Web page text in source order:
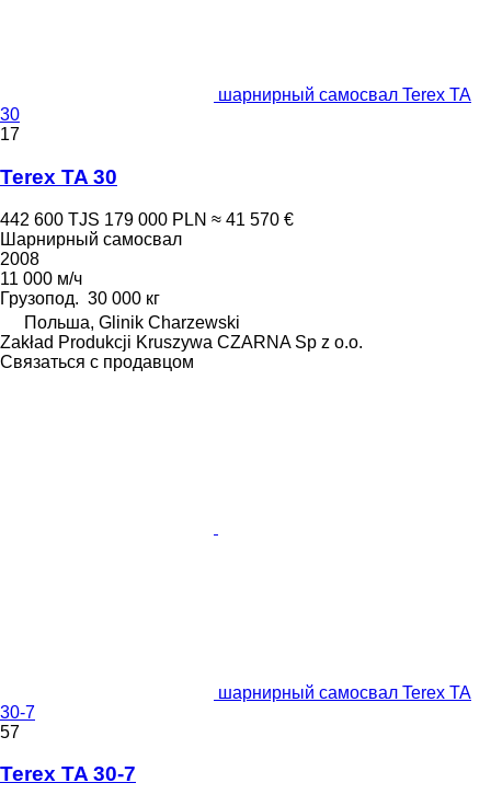
шарнирный самосвал Terex TA
30
17
Terex TA 30
442 600 TJS 179 000 PLN ≈ 41 570 €
Шарнирный самосвал
2008
11 000 м/ч
Грузопод. 30 000 кг
Польша, Glinik Charzewski
Zakład Produkcji Kruszywa CZARNA Sp z o.o.
Связаться с продавцом
шарнирный самосвал Terex TA
30-7
57
Terex TA 30-7